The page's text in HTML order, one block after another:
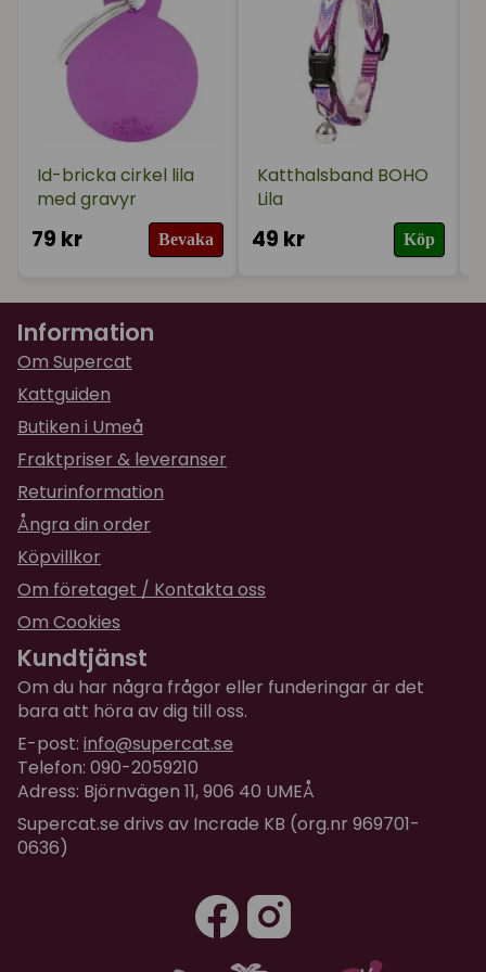
Id-bricka cirkel lila
med gravyr
79 kr Bevaka
Katthalsband BOHO
Lila
49 kr Köp
Information
Om Supercat
Kattguiden
Butiken i Umeå
Fraktpriser & leveranser
Returinformation
Ångra din order
Köpvillkor
Om företaget / Kontakta oss
Om Cookies
Kundtjänst
Om du har några frågor eller funderingar är det
bara att höra av dig till oss.
E-post: info@supercat.se
Telefon: 090-2059210
Adress: Björnvägen 11, 906 40 UMEÅ
Supercat.se drivs av Incrade KB (org.nr 969701-
0636)